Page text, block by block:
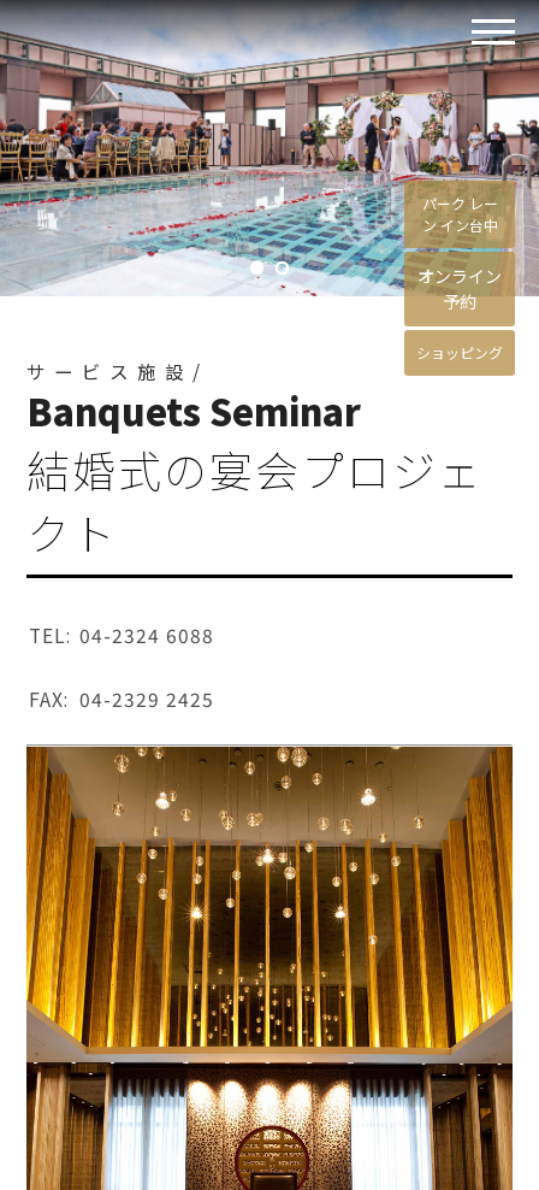
パーク レー
ン イン台中
オンライン
予約
ショッピング
サービス施設/
Banquets Seminar
結婚式の宴会プロジェ
クト
TEL: 04-2324 6088
FAX: 04-2329 2425